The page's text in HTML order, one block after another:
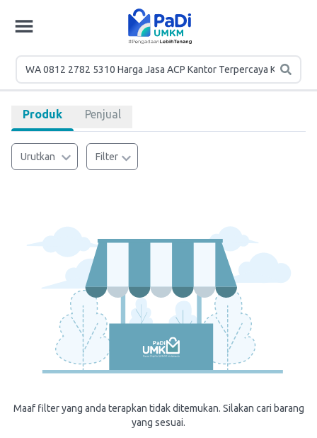
Produk Penjual
Urutkan Filter
Maaf filter yang anda terapkan tidak ditemukan. Silakan cari barang
yang sesuai.